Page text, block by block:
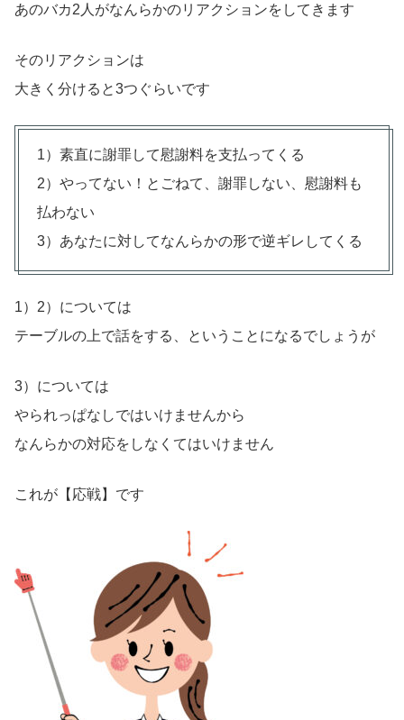
あのバカ2人がなんらかのリアクションをしてきます
そのリアクションは
大きく分けると3つぐらいです
1）素直に謝罪して慰謝料を支払ってくる
2）やってない！とごねて、謝罪しない、慰謝料も
払わない
3）あなたに対してなんらかの形で逆ギレしてくる
1）2）については
テーブルの上で話をする、ということになるでしょうが
3）については
やられっぱなしではいけませんから
なんらかの対応をしなくてはいけません
これが【応戦】です